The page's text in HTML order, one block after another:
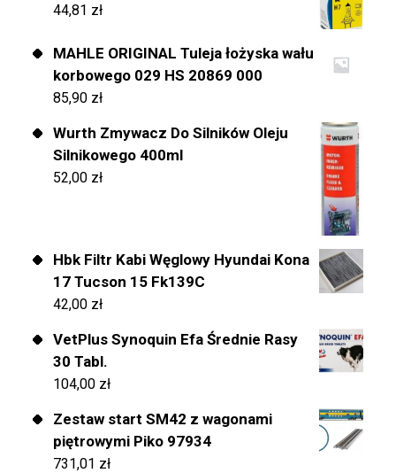
44,81 zł
MAHLE ORIGINAL Tuleja łożyska wału
korbowego 029 HS 20869 000
85,90 zł
Wurth Zmywacz Do Silników Oleju
Silnikowego 400ml
52,00 zł
Hbk Filtr Kabi Węglowy Hyundai Kona
17 Tucson 15 Fk139C
42,00 zł
VetPlus Synoquin Efa Średnie Rasy
30 Tabl.
104,00 zł
Zestaw start SM42 z wagonami
piętrowymi Piko 97934
731,01 zł